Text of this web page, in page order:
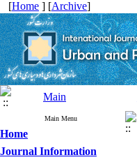
[Home ] [Archive]
Main
Main Menu
Home
Journal Information